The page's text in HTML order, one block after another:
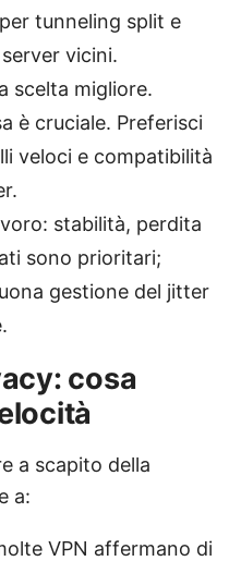
tunneling split e
vicini.
scelta migliore.
è cruciale. Preferisci
veloci e compatibilità
stabilità, perdita
sono prioritari;
gestione del jitter
cosa
a scapito della
a:
VPN affermano di